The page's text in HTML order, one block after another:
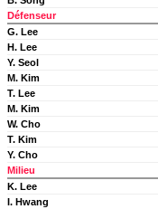
Défenseur
G. Lee
H. Lee
Y. Seol
M. Kim
T. Lee
M. Kim
W. Cho
T. Kim
Y. Cho
Milieu
K. Lee
I. Hwang